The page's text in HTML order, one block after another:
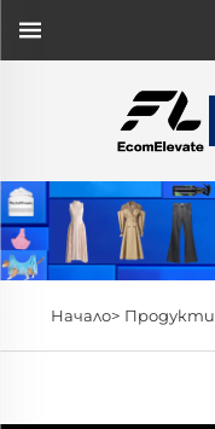
Начало> Продукти